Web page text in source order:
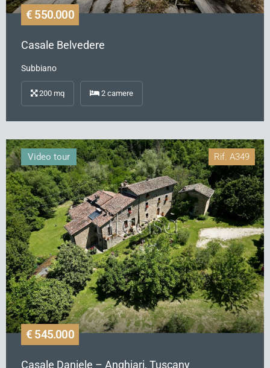
€ 550.000
Casale Belvedere
Subbiano
200 mq 2 camere
Video tour Rif. A349
€ 545.000
Casale Daniele – Anghiari, Tuscany